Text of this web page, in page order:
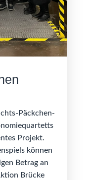
Päckchen-
Projekt.
können
Betrag an
Brücke